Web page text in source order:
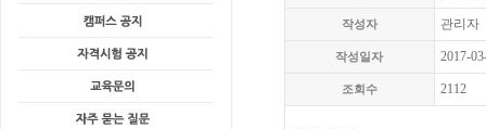
작성자 관리자
작성일자 2017-
조회수 2112